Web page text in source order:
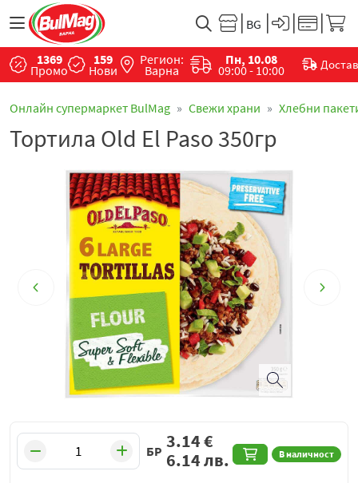
1369
Промо
159
Нови
Регион:
Варна
Пн, 10.08
09:00 - 10:00
Онлайн супермаркет BulMag Свежи храни Хлебни
Тортила Old El Paso 350гр
БР В наличност
3.14€
6.14лв.